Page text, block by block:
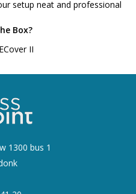
setup neat and professional
Box?
II
1300 bus 1